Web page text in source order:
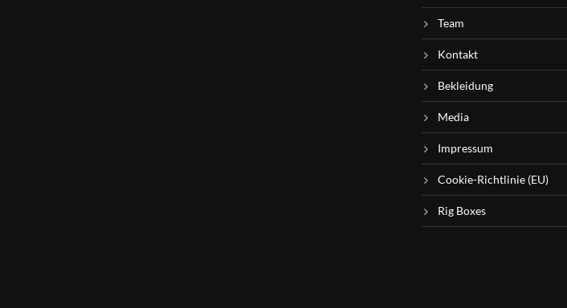
Team
Kontakt
Bekleidung
Media
Impressum
Cookie-Richtlinie (EU)
Rig Boxes